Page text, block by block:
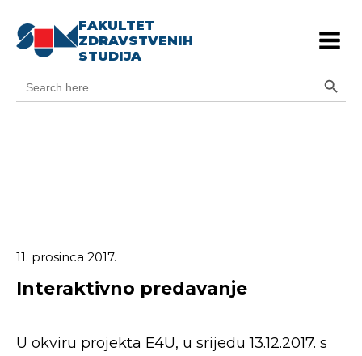
FAKULTET
ZDRAVSTVENIH
STUDIJA
for:
11. prosinca 2017.
Interaktivno predavanje
U okviru projekta E4U, u srijedu 13.12.2017. s